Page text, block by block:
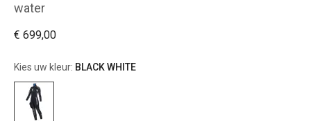
water
€ 699,00
Kies uw kleur: BLACK WHITE